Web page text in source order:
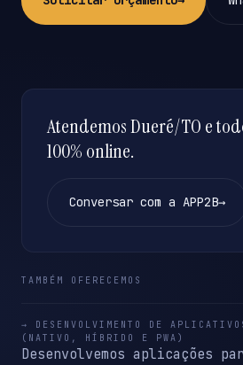
Atendemos Dueré/TO e
100% online.
Conversar com a APP2B→
TAMBÉM OFERECEMOS
→ DESENVOLVIMENTO DE
(NATIVO, HÍBRIDO E PWA)
Desenvolvemos aplicações